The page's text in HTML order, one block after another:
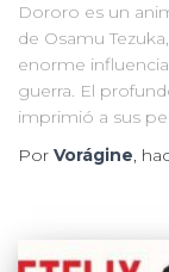
Dororo es un
de Osamu
enorme
guerra. El
imprimió a sus
Por Vorágine,